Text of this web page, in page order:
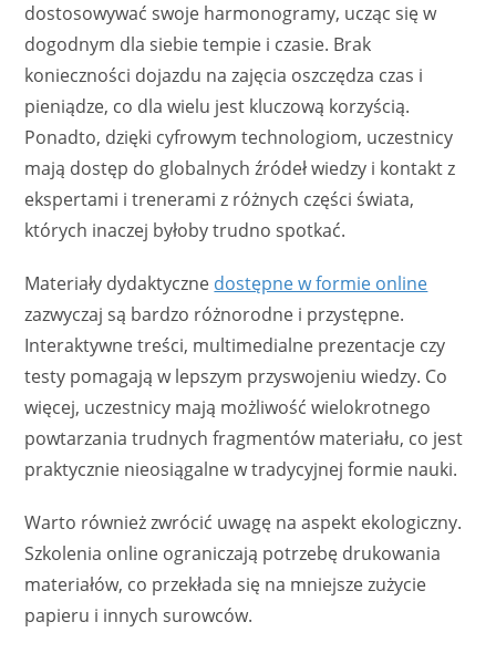
dostosowywać swoje harmonogramy, ucząc się w
dogodnym dla siebie tempie i czasie. Brak
konieczności dojazdu na zajęcia oszczędza czas i
pieniądze, co dla wielu jest kluczową korzyścią.
Ponadto, dzięki cyfrowym technologiom, uczestnicy
mają dostęp do globalnych źródeł wiedzy i kontakt z
ekspertami i trenerami z różnych części świata,
których inaczej byłoby trudno spotkać.
Materiały dydaktyczne dostępne w formie online
zazwyczaj są bardzo różnorodne i przystępne.
Interaktywne treści, multimedialne prezentacje czy
testy pomagają w lepszym przyswojeniu wiedzy. Co
więcej, uczestnicy mają możliwość wielokrotnego
powtarzania trudnych fragmentów materiału, co jest
praktycznie nieosiągalne w tradycyjnej formie nauki.
Warto również zwrócić uwagę na aspekt ekologiczny.
Szkolenia online ograniczają potrzebę drukowania
materiałów, co przekłada się na mniejsze zużycie
papieru i innych surowców.